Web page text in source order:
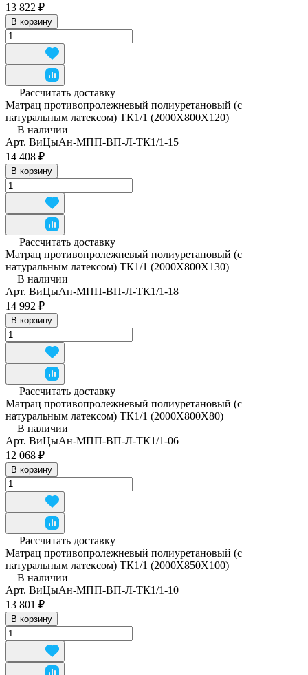
13 822 ₽
В корзину
Рассчитать доставку
Матрац противопролежневый полиуретановый (с
натуральным латексом) ТК1/1 (2000Х800Х120)
В наличии
Арт. ВиЦыАн-МПП-ВП-Л-ТК1/1-15
14 408 ₽
В корзину
Рассчитать доставку
Матрац противопролежневый полиуретановый (с
натуральным латексом) ТК1/1 (2000Х800Х130)
В наличии
Арт. ВиЦыАн-МПП-ВП-Л-ТК1/1-18
14 992 ₽
В корзину
Рассчитать доставку
Матрац противопролежневый полиуретановый (с
натуральным латексом) ТК1/1 (2000Х800Х80)
В наличии
Арт. ВиЦыАн-МПП-ВП-Л-ТК1/1-06
12 068 ₽
В корзину
Рассчитать доставку
Матрац противопролежневый полиуретановый (с
натуральным латексом) ТК1/1 (2000Х850Х100)
В наличии
Арт. ВиЦыАн-МПП-ВП-Л-ТК1/1-10
13 801 ₽
В корзину